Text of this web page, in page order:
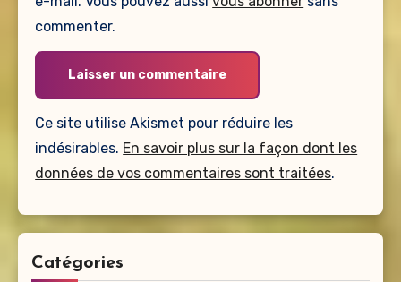
commenter.
Ce site utilise Akismet pour réduire les
indésirables. En savoir plus sur la façon dont les
données de vos commentaires sont traitées.
Catégories